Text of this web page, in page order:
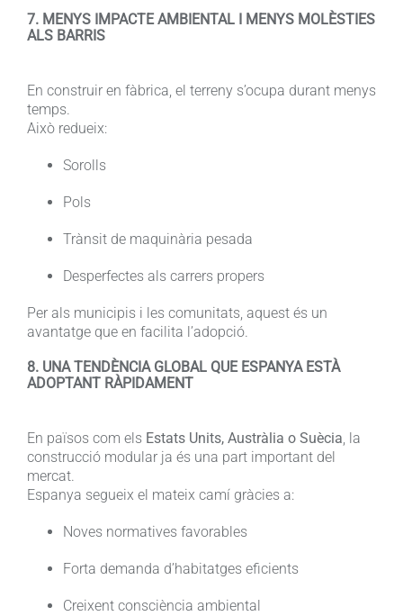
7. MENYS IMPACTE AMBIENTAL I MENYS MOLÈSTIES
ALS BARRIS
En construir en fàbrica, el terreny s’ocupa durant menys
temps.
Això redueix:
Sorolls
Pols
Trànsit de maquinària pesada
Desperfectes als carrers propers
Per als municipis i les comunitats, aquest és un
avantatge que en facilita l’adopció.
8. UNA TENDÈNCIA GLOBAL QUE ESPANYA ESTÀ
ADOPTANT RÀPIDAMENT
En països com els Estats Units, Austràlia o Suècia, la
construcció modular ja és una part important del
mercat.
Espanya segueix el mateix camí gràcies a:
Noves normatives favorables
Forta demanda d’habitatges eficients
Creixent consciència ambiental